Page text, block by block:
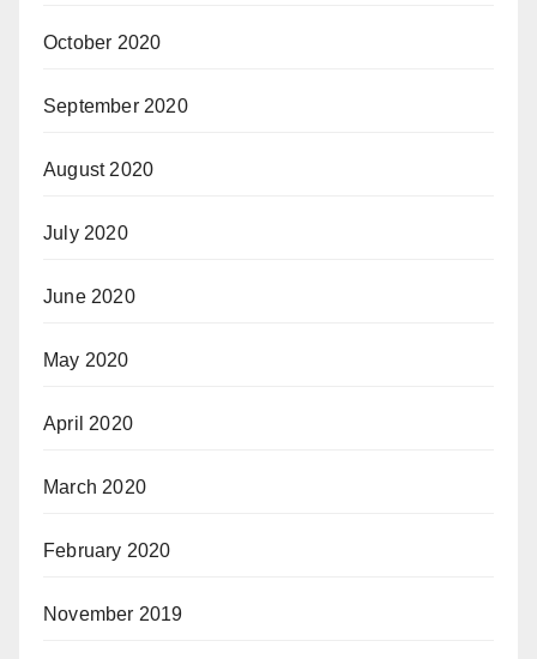
October 2020
September 2020
August 2020
July 2020
June 2020
May 2020
April 2020
March 2020
February 2020
November 2019